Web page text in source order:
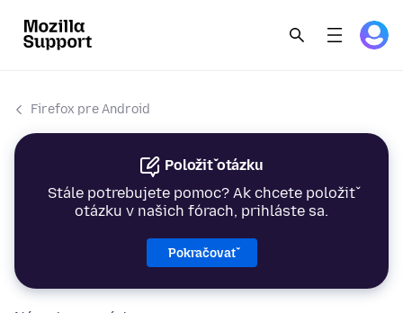
Firefox pre Android
Položiť otázku
Stále potrebujete pomoc? Ak chcete položiť
otázku v našich fórach, prihláste sa.
Pokračovať